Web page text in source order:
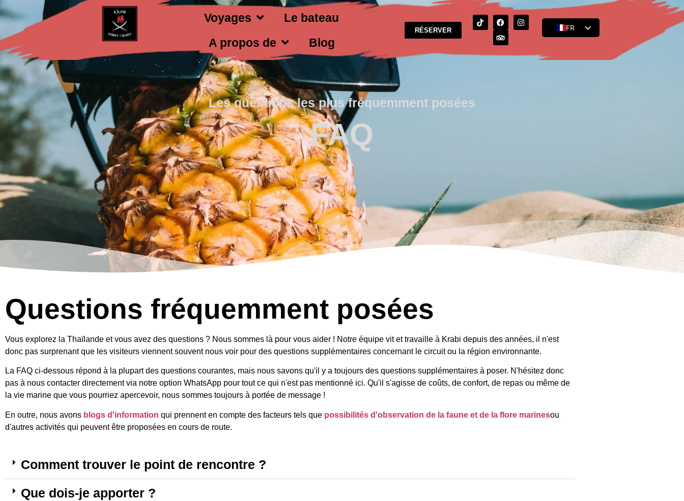
Voyages
Le bateau
A propos de
Blog
RÉSERVER
FR
ES
Les questions les plus fréquemment posées
FAQ
Questions fréquemment posées
Vous explorez la Thaïlande et vous avez des questions ? Nous sommes là pour vous aider ! Notre équipe vit et travaille à Krabi depuis des années, il n'est
donc pas surprenant que les visiteurs viennent souvent nous voir pour des questions supplémentaires concernant le circuit ou la région environnante.
La FAQ ci-dessous répond à la plupart des questions courantes, mais nous savons qu'il y a toujours des questions supplémentaires à poser. N'hésitez donc
pas à nous contacter directement via notre option WhatsApp pour tout ce qui n'est pas mentionné ici. Qu'il s'agisse de coûts, de confort, de repas ou même de
la vie marine que vous pourriez apercevoir, nous sommes toujours à portée de message !
En outre, nous avons blogs d'information qui prennent en compte des facteurs tels que possibilités d'observation de la faune et de la flore marinesou
d'autres activités qui peuvent être proposées en cours de route.
Comment trouver le point de rencontre ?
Que dois-je apporter ?